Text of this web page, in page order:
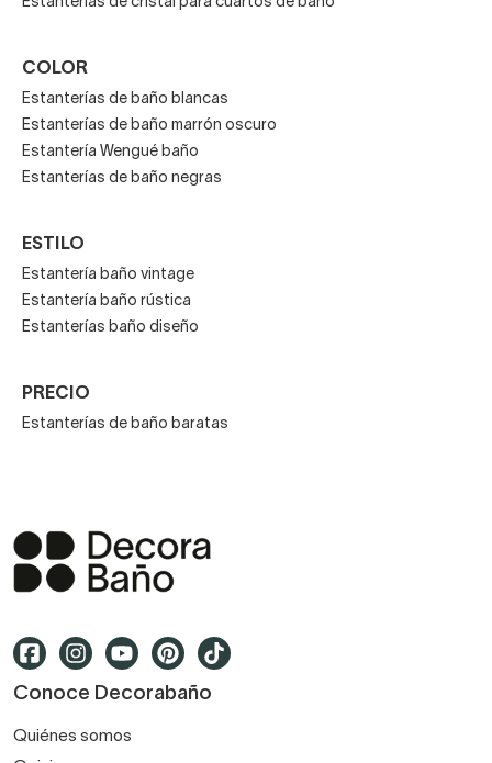
bañode diseño debes tener en cuenta estos añadidos:
Una manera de acertar cuando es un baño familiar es
escoger estanterías tipo cajón o las simples baldas y
Huye de la madera oscura si tu baño es mini y
compra estanterías de baño de diseño de colores
COLOR
Estanterías de baño blancas
Estanterías de baño marrón oscuro
Estantería Wengué baño
Estanterías de baño negras
ESTILO
Estantería baño vintage
Estantería baño rústica
Estanterías baño diseño
PRECIO
Estanterías de baño baratas
Conoce Decorabaño
Quiénes somos